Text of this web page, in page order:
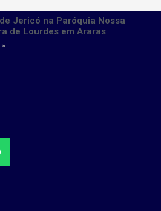
Jericó na Paróquia Nossa
de Lourdes em Araras
»